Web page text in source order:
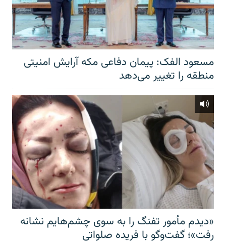
مسعود الفک: پیمان دفاعی مکه آرایش امنیتی
منطقه را تغییر می‌دهد
«دیدم مأمور تفنگ را به سوی چشم‌هایم نشانه
رفت»؛ گفت‌و‌گو با فریده صلواتی